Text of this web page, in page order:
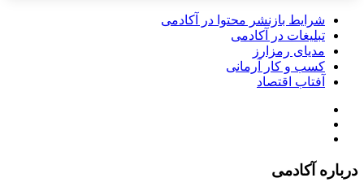
شرایط بازنشر محتوا در آکادمی
تبلیغات در آکادمی
مدیای رمزارز
کسب و کار آرمانی
آفتاب اقتصاد
درباره آکادمی